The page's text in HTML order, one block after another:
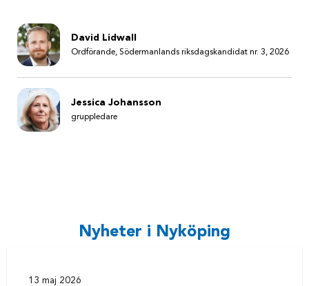
David Lidwall
Ordförande, Södermanlands riksdagskandidat nr. 3, 2026
Jessica Johansson
gruppledare
Nyheter i Nyköping
13 maj 2026